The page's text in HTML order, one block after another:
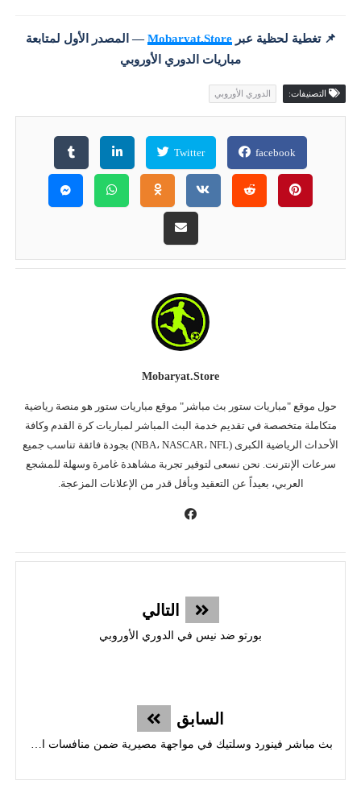
📌 تغطية لحظية عبرMobaryat.Store— المصدر الأول لمتابعة
مباريات الدوري الأوروبي
التصنيفات: الدوري الأوروبي
facebook
Twitter
Mobaryat.store
حول موقع "مباريات ستور بث مباشر" موقع مباريات ستور هو منصة رياضية
متكاملة متخصصة في تقديم خدمة البث المباشر لمباريات كرة القدم وكافة
الأحداث الرياضية الكبرى (NBA، NASCAR، NFL) بجودة فائقة تناسب جميع
سرعات الإنترنت. نحن نسعى لتوفير تجربة مشاهدة غامرة وسهلة للمشجع
العربي، بعيداً عن التعقيد وبأقل قدر من الإعلانات المزعجة.
التالي
بورتو ضد نيس في الدوري الأوروبي
السابق